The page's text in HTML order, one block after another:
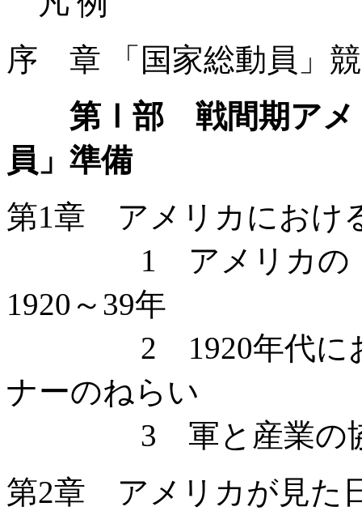
序 章 「国家総動員」
第Ⅰ部 戦間期アメ
員」準備
第1章 アメリカにおけ
1 アメリカの「国
1920～39年
2 1920年代におけ
ナーのねらい
3 軍と産業の協働
第2章 アメリカが見た